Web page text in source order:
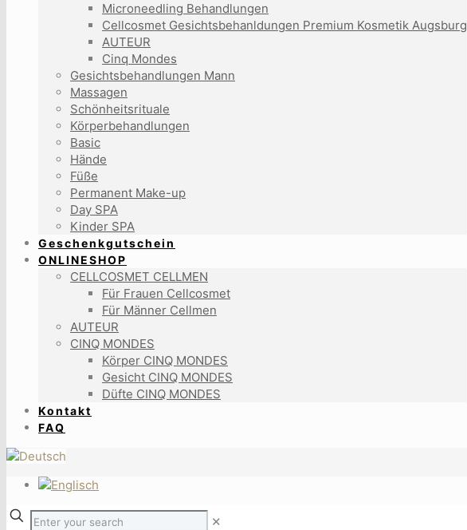
Microneedling Behandlungen
Cellcosmet Gesichtsbehanldungen Premium Kosmetik Augsburg
AUTEUR
Cinq Mondes
Gesichtsbehandlungen Mann
Massagen
Schönheitsrituale
Körperbehandlungen
Basic
Hände
Füße
Permanent Make-up
Day SPA
Kinder SPA
Geschenkgutschein
ONLINESHOP
CELLCOSMET CELLMEN
Für Frauen Cellcosmet
Für Männer Cellmen
AUTEUR
CINQ MONDES
Körper CINQ MONDES
Gesicht CINQ MONDES
Düfte CINQ MONDES
Kontakt
FAQ
✕